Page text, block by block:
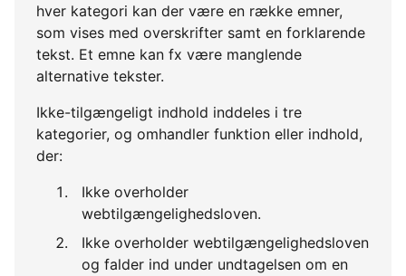
hver kategori kan der være en række emner,
som vises med overskrifter samt en forklarende
tekst. Et emne kan fx være manglende
alternative tekster.
Ikke-tilgængeligt indhold inddeles i tre
kategorier, og omhandler funktion eller indhold,
der:
Ikke overholder
webtilgængelighedsloven.
Ikke overholder webtilgængelighedsloven
og falder ind under undtagelsen om en